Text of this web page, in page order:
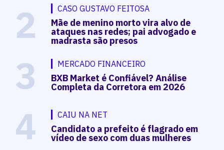
2 CASO GUSTAVO FEITOSA
Mãe de menino morto vira alvo de
ataques nas redes; pai advogado e
madrasta são presos
3 MERCADO FINANCEIRO
BXB Market é Confiável? Análise
Completa da Corretora em 2026
4 CAIU NA NET
Candidato a prefeito é flagrado em
vídeo de sexo com duas mulheres